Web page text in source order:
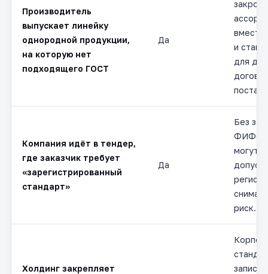
Производитель
выпускает линейку
однородной продукции,
на которую нет
подходящего ГОСТ
Да
вместо
и
для
Компания идёт в тендер,
где заказчик требует
«зарегистрированный
стандарт»
Да
Без
ФИФС
могут
риск.
Холдинг закрепляет